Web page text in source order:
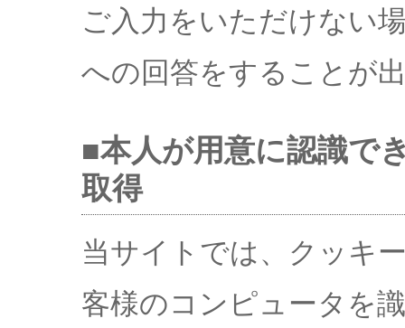
ご入力をいただけない
への回答をすることが
■本人が用意に認識で
取得
当サイトでは、クッキ
客様のコンピュータを